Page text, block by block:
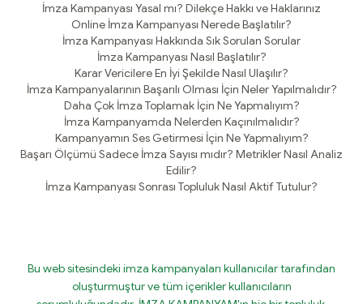
İmza Kampanyası Yasal mı? Dilekçe Hakkı ve Haklarınız
Online İmza Kampanyası Nerede Başlatılır?
İmza Kampanyası Hakkında Sık Sorulan Sorular
İmza Kampanyası Nasıl Başlatılır?
Karar Vericilere En İyi Şekilde Nasıl Ulaşılır?
İmza Kampanyalarının Başarılı Olması İçin Neler Yapılmalıdır?
Daha Çok İmza Toplamak İçin Ne Yapmalıyım?
İmza Kampanyamda Nelerden Kaçınılmalıdır?
Kampanyamın Ses Getirmesi İçin Ne Yapmalıyım?
Başarı Ölçümü Sadece İmza Sayısı mıdır? Metrikler Nasıl Analiz
Edilir?
İmza Kampanyası Sonrası Topluluk Nasıl Aktif Tutulur?
Bu web sitesindeki imza kampanyaları kullanıcılar tarafından
oluşturmuştur ve tüm içerikler kullanıcıların